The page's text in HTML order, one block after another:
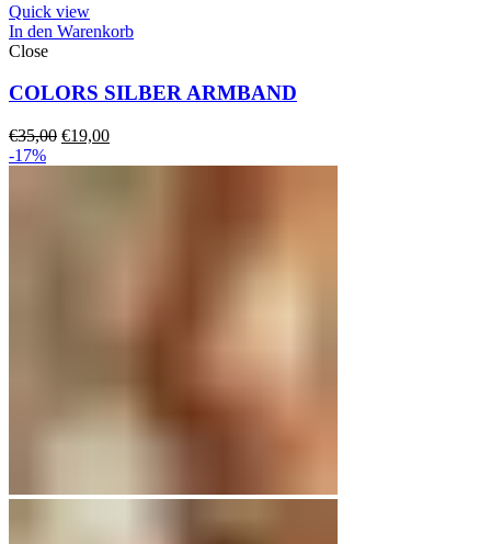
Quick view
In den Warenkorb
Close
COLORS SILBER ARMBAND
€35,00 Ursprünglicher
€19,00Aktueller
-17%